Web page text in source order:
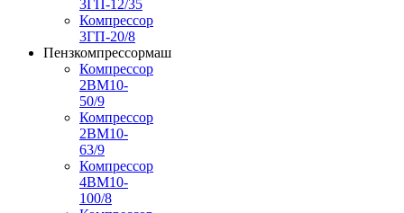
3ГП-12/35
Компрессор
3ГП-20/8
Пензкомпрессормаш
Компрессор
2ВМ10-
50/9
Компрессор
2ВМ10-
63/9
Компрессор
4ВМ10-
100/8